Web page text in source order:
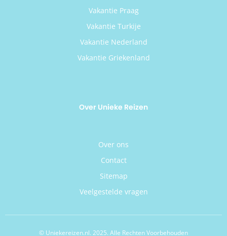
Vakantie Praag
Vakantie Turkije
Vakantie Nederland
Vakantie Griekenland
Over Unieke Reizen
Over ons
Contact
Sitemap
Veelgestelde vragen
© Uniekereizen.nl. 2025. Alle Rechten Voorbehouden